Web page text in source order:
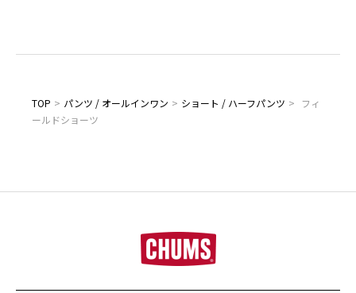
TOP > パンツ / オールインワン > ショート / ハーフパンツ > フィ
ールドショーツ